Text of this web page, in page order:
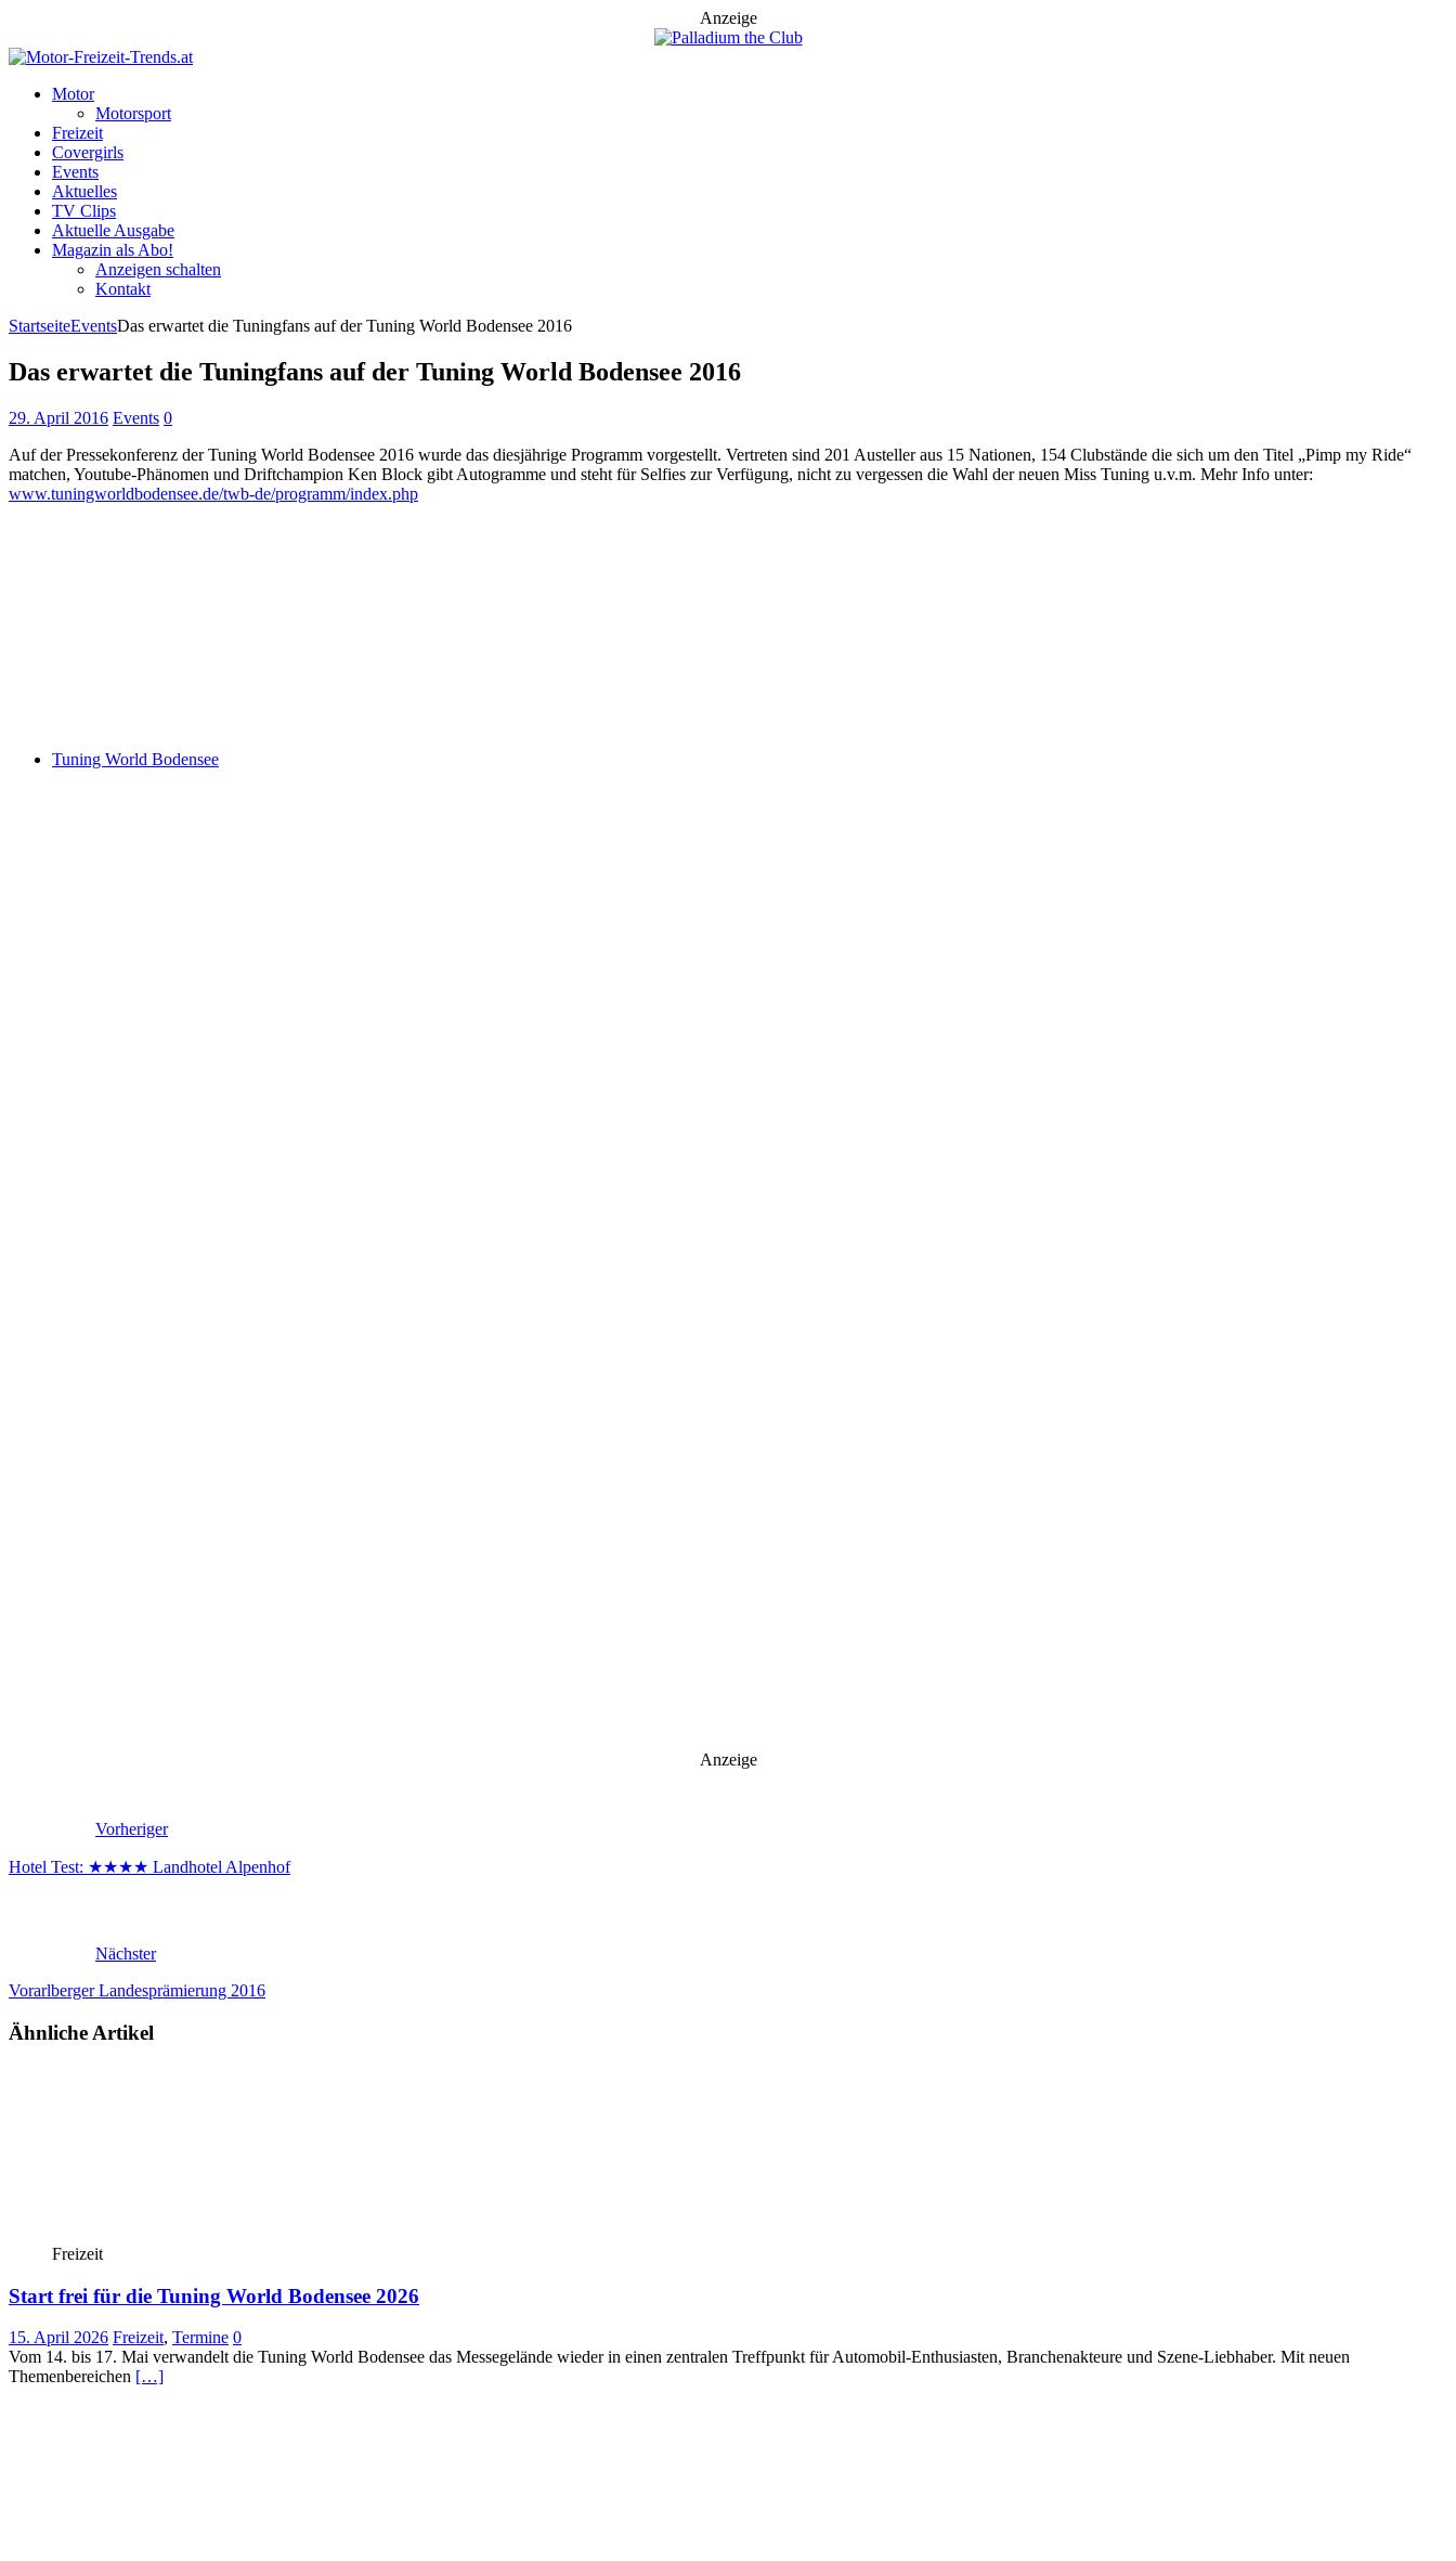
Anzeige
Motor
Motorsport
Freizeit
Covergirls
Events
Aktuelles
TV Clips
Aktuelle Ausgabe
Magazin als Abo!
Anzeigen schalten
Kontakt
StartseiteEventsDas erwartet die Tuningfans auf der Tuning World Bodensee 2016
Das erwartet die Tuningfans auf der Tuning World Bodensee 2016
29. April 2016 Events 0
Auf der Pressekonferenz der Tuning World Bodensee 2016 wurde das diesjährige Programm vorgestellt. Vertreten sind 201 Austeller aus 15 Nationen, 154 Clubstände die sich um den Titel „Pimp my Ride“
matchen, Youtube-Phänomen und Driftchampion Ken Block gibt Autogramme und steht für Selfies zur Verfügung, nicht zu vergessen die Wahl der neuen Miss Tuning u.v.m. Mehr Info unter:
www.tuningworldbodensee.de/twb-de/programm/index.php
Tuning World Bodensee
Anzeige
Vorheriger
Hotel Test: ★★★★ Landhotel Alpenhof
Nächster
Vorarlberger Landesprämierung 2016
Ähnliche Artikel
Freizeit
Start frei für die Tuning World Bodensee 2026
15. April 2026 Freizeit, Termine 0
Vom 14. bis 17. Mai verwandelt die Tuning World Bodensee das Messegelände wieder in einen zentralen Treffpunkt für Automobil-Enthusiasten, Branchenakteure und Szene-Liebhaber. Mit neuen
Themenbereichen […]